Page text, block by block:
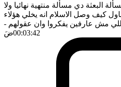
البعثة دي مسألة منتهية نهائيا ولا
كيف وصل الاسلام انه يخلي هؤلاء
مش عارفين يفكروا وان عقولهم -
00:03:42ضَ